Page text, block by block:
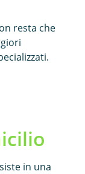
resta che
in una